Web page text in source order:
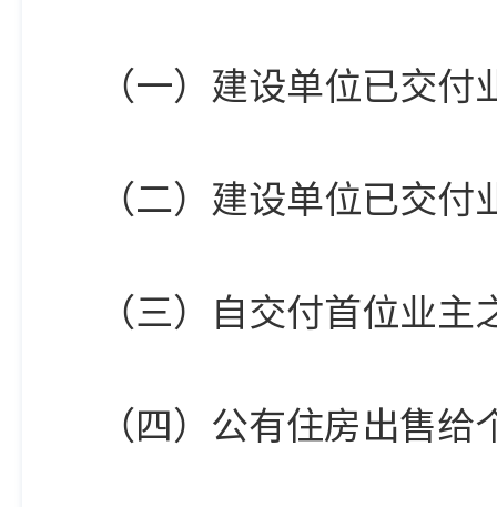
（一）建设单位已交
（二）建设单位已交
（三）自交付首位业
（四）公有住房出售